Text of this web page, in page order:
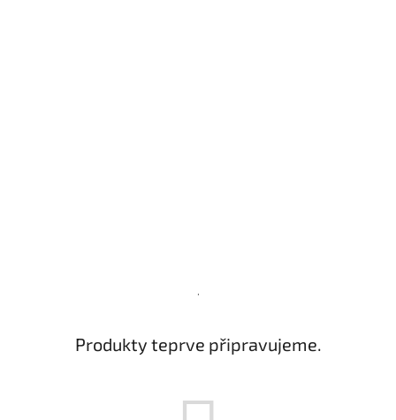
.
Produkty teprve připravujeme.